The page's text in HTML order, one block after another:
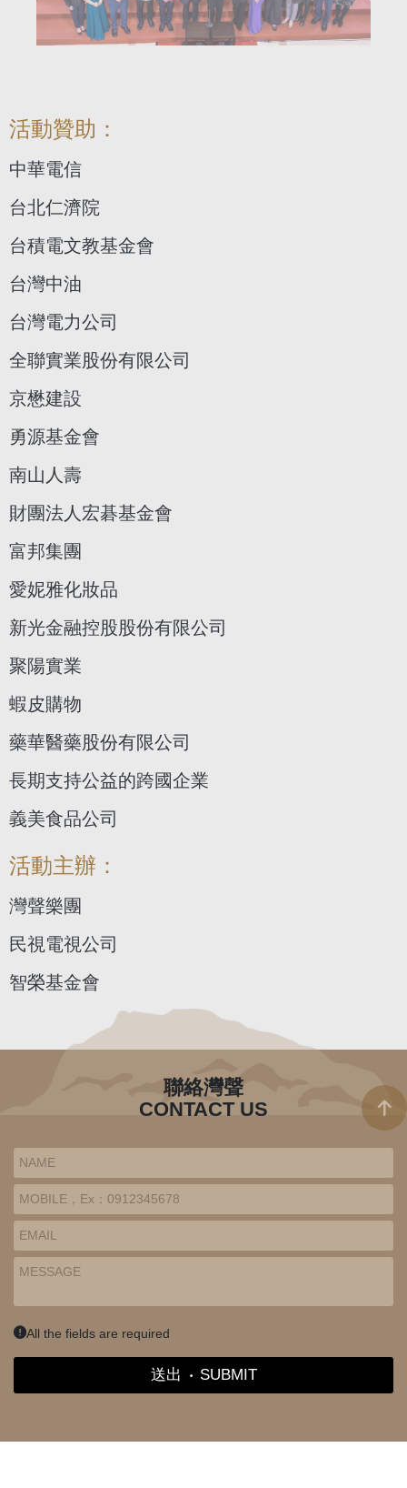
活動贊助：
中華電信
台北仁濟院
台積電文教基金會
台灣中油
台灣電力公司
全聯實業股份有限公司
京懋建設
勇源基金會
南山人壽
財團法人宏碁基金會
富邦集團
愛妮雅化妝品
新光金融控股股份有限公司
聚陽實業
蝦皮購物
藥華醫藥股份有限公司
長期支持公益的跨國企業
義美食品公司
活動主辦：
灣聲樂團
民視電視公司
智榮基金會
聯絡灣聲
CONTACT US
All the fields are required
送出 ‧ SUBMIT